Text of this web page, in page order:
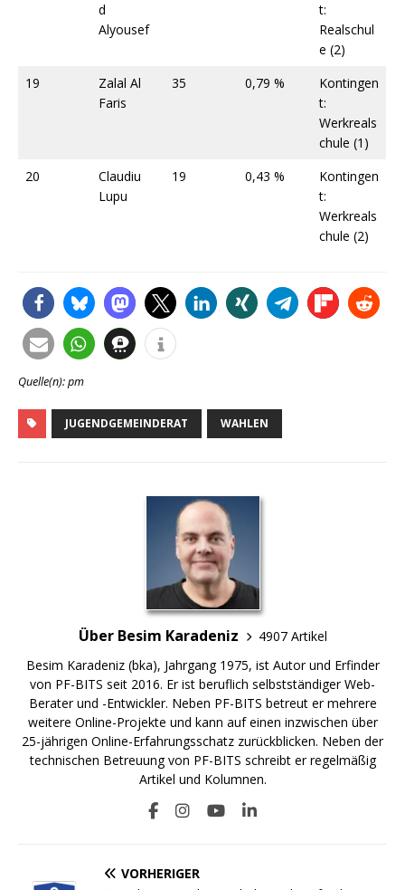
d
Alyousef
t:
Realschul
e (2)
19
Zalal Al
Faris
35 0,79 %
Kontingen
t:
Werkreals
chule (1)
20
Claudiu
Lupu
19 0,43 %
Kontingen
t:
Werkreals
chule (2)
Quelle(n): pm
JUGENDGEMEINDERAT WAHLEN
Über Besim Karadeniz
4907 Artikel
Besim Karadeniz (bka), Jahrgang 1975, ist Autor und Erfinder
von PF-BITS seit 2016. Er ist beruflich selbstständiger Web-
Berater und -Entwickler. Neben PF-BITS betreut er mehrere
weitere Online-Projekte und kann auf einen inzwischen über
25-jährigen Online-Erfahrungsschatz zurückblicken. Neben der
technischen Betreuung von PF-BITS schreibt er regelmäßig
Artikel und Kolumnen.
VORHERIGER